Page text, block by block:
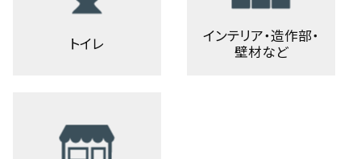
トイレ
インテリア・造作部・
壁材など